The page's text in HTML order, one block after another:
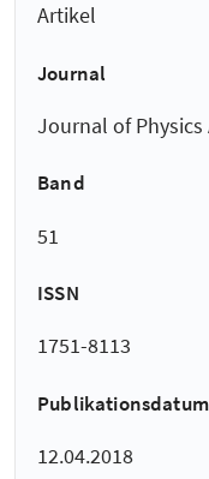
Artikel
Journal
Journal of
Band
51
ISSN
1751-8113
Publikationsdatum
12.04.2018